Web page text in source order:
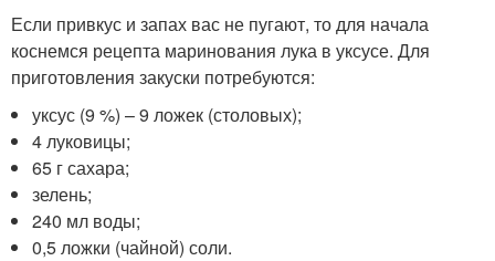
Если привкус и запах вас не пугают, то для начала
коснемся рецепта маринования лука в уксусе. Для
приготовления закуски потребуются:
уксус (9 %) – 9 ложек (столовых);
4 луковицы;
65 г сахара;
зелень;
240 мл воды;
0,5 ложки (чайной) соли.